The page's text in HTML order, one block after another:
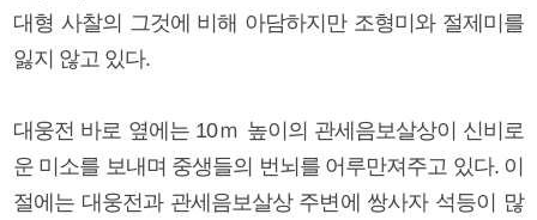
대형 사찰의 그것에 비해 아담하지만 조형미와 절제미를
잃지 않고 있다.
대웅전 바로 옆에는 10ｍ 높이의 관세음보살상이 신비로
운 미소를 보내며 중생들의 번뇌를 어루만져주고 있다. 이
절에는 대웅전과 관세음보살상 주변에 쌍사자 석등이 많